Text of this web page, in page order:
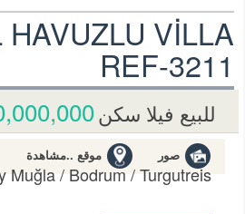
VİLLA
REF-3211
للبيع فيلا سكنTL
صور موقع ..مشاهدة
Muğla / Bodrum/ Turgutreis